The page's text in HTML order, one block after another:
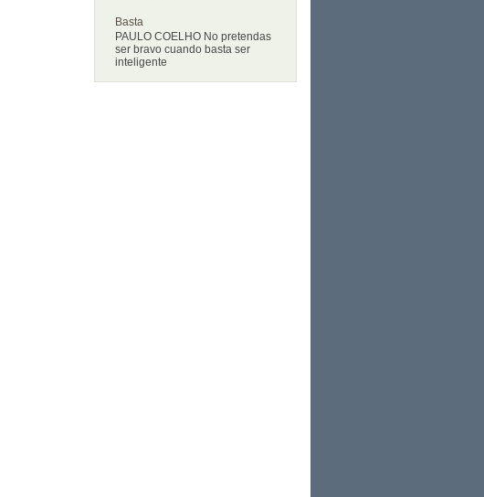
Basta
PAULO COELHO No pretendas
ser bravo cuando basta ser
inteligente